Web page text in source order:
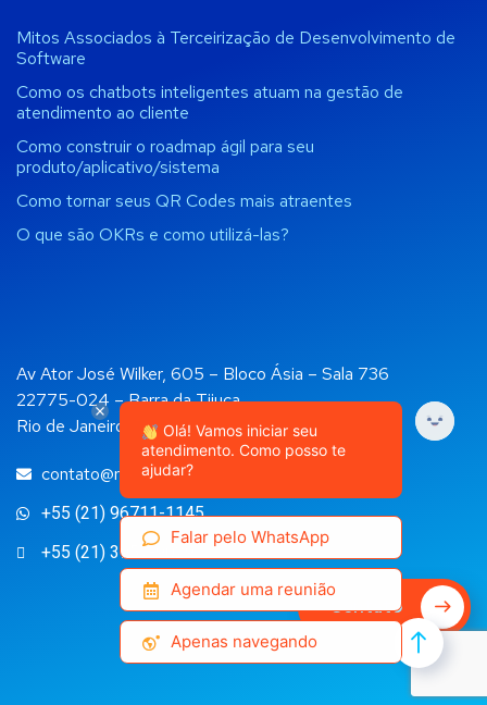
Mitos Associados à Terceirização de Desenvolvimento de
Software
Como os chatbots inteligentes atuam na gestão de
atendimento ao cliente
Como construir o roadmap ágil para seu
produto/aplicativo/sistema
Como tornar seus QR Codes mais atraentes
O que são OKRs e como utilizá-las?
Av Ator José Wilker, 605 – Bloco Ásia – Sala 736
22775-024 – Barra da Tijuca
Rio de Janeiro, RJ
contato@rockapps.com.br
+55 (21) 96711-1145
+55 (21) 3957-9029
Contato
Olá! Vamos iniciar seu
atendimento. Como posso te
ajudar?
Falar pelo WhatsApp
Agendar uma reunião
Apenas navegando